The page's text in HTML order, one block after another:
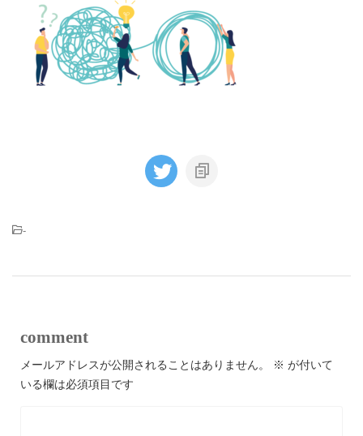
-
comment
メールアドレスが公開されることはありません。 ※ が付いて
いる欄は必須項目です